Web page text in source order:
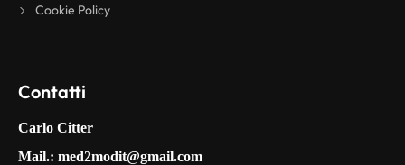
Cookie Policy
Contatti
Carlo Citter
Mail.: med2modit@gmail.com